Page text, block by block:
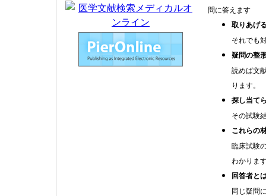
問に答えます
取りあげ
それでも
疑問の整
読めば文
ります。
探し当て
その試験
これらの
臨床試験
わかりま
回答者と
同じ疑問